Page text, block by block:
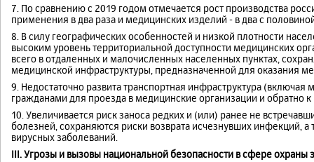
7. По сравнению с 2019 годом отмечается рост производства
применения в два раза и медицинских изделий - в два с
8. В силу географических особенностей и низкой плотности
высоким уровень территориальной доступности медицинских
всего в отдаленных и малочисленных населенных пунктах,
медицинской инфраструктуры, предназначенной для оказания
9. Недостаточно развита транспортная инфраструктура
гражданами для проезда в медицинские организации и обратно к
10. Увеличивается риск заноса редких и (или) ранее не
болезней, сохраняются риски возврата исчезнувших инфекций,
вирусных заболеваний.
III. Угрозы и вызовы национальной безопасности в сфере охраны